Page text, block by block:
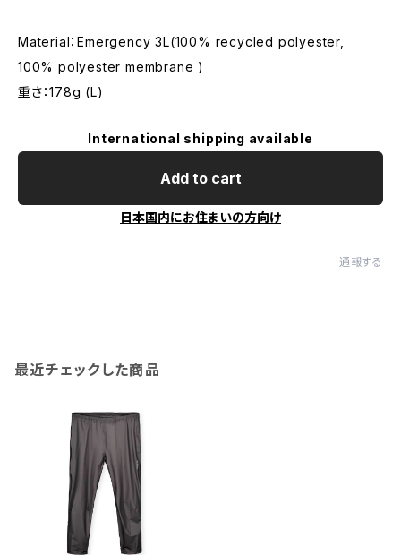
Material：Emergency 3L(100% recycled polyester,
100% polyester membrane )
重さ：178g (L)
International shipping available
Add to cart
日本国内にお住まいの方向け
通報する
最近チェックした商品